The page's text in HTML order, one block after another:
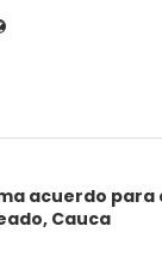
acuerdo para
Cauca